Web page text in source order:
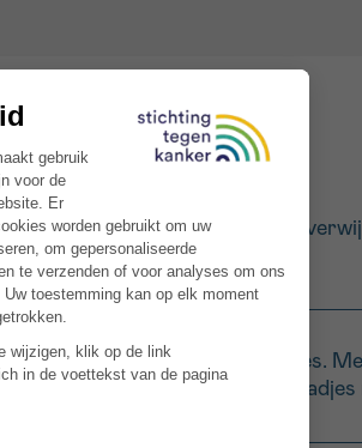
scheppen. Was de aardbeien,
ze over individuele schaaltjes.
Werk af met fijngehakte